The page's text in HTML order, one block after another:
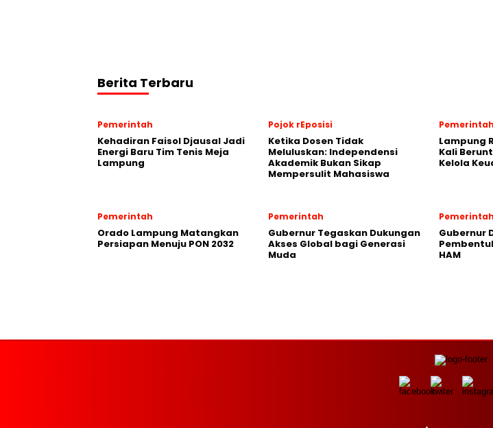
Berita Terbaru
Pemerintah
Kehadiran Faisol Djausal Jadi
Energi Baru Tim Tenis Meja
Lampung
Pojok rEposisi
Ketika Dosen Tidak
Meluluskan: Independensi
Akademik Bukan Sikap
Mempersulit Mahasiswa
Pemerintah
Lampung
Kali
Kelola
Pemerintah
Orado Lampung Matangkan
Persiapan Menuju PON 2032
Pemerintah
Gubernur Tegaskan Dukungan
Akses Global bagi Generasi
Muda
Pemerintah
Gubernur
HAM